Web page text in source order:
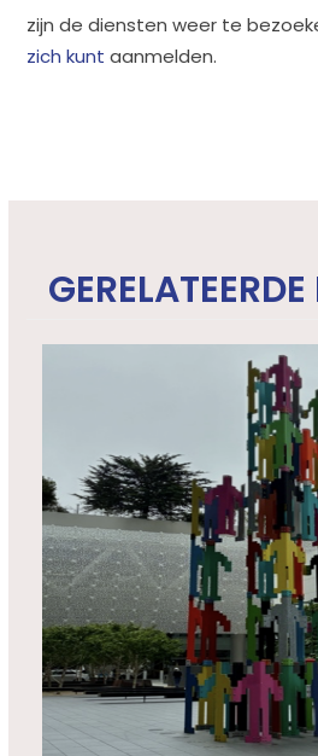
zijn de diensten weer te
zich kunt aanmelden.